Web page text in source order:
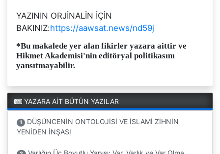
YAZININ ORJİNALİN İÇİN
BAKINIZ:https://aawsat.news/nd59j
*Bu makalede yer alan fikirler yazara aittir ve
Hikmet Akademisi'nin editöryal politikasını
yansıtmayabilir.
YAZARA AİT BÜTÜN YAZILAR
1
DÜŞÜNCENİN ONTOLOJİSİ VE İSLAMİ ZİHNİN
YENİDEN İNŞASI